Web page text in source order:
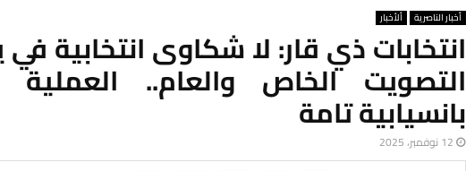
أخبار الناصرية ألأخبار
انتخابات ذي قار: لا شكاوى انتخابية
التصويت الخاص والعام..
بانسيابية تامة
12 نوفمبر، 2025